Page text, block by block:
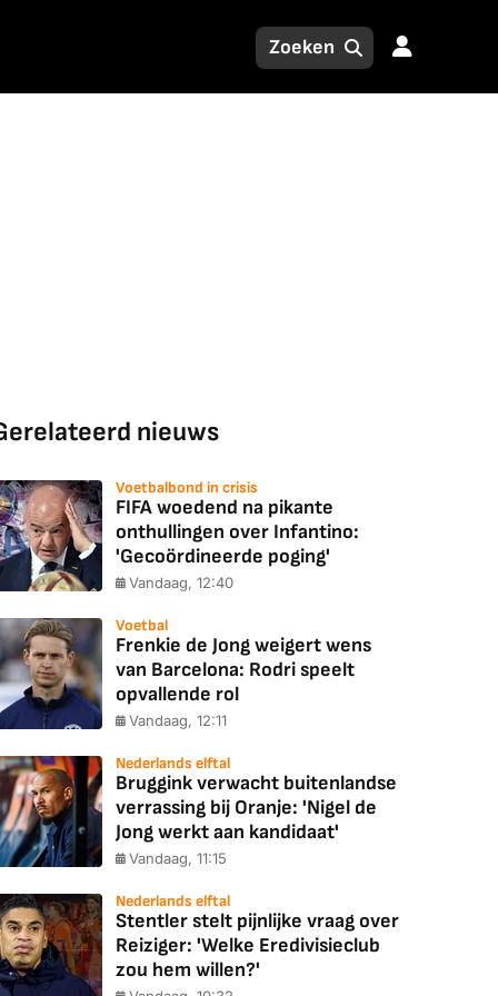
nieuws
Voetbalbond in crisis
FIFA woedend na pikante
onthullingen over Infantino:
'Gecoördineerde poging'
Vandaag, 12:40
Voetbal
Frenkie de Jong weigert wens
van Barcelona: Rodri speelt
opvallende rol
Vandaag, 12:11
Nederlands elftal
Bruggink verwacht buitenlandse
verrassing bij Oranje: 'Nigel de
Jong werkt aan kandidaat'
Vandaag, 11:15
Nederlands elftal
Stentler stelt pijnlijke vraag over
Reiziger: 'Welke Eredivisieclub
zou hem willen?'